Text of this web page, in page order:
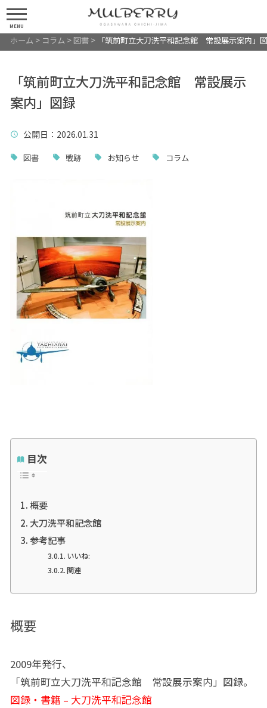
MENU
ホーム > コラム > 図書> 「筑前町立大刀洗平和記念館 常設展示案内」
「筑前町立大刀洗平和記念館 常設展示
案内」図録
公開日 ：2026.01.31
図書 戦跡 お知らせ コラム
目次
概要
大刀洗平和記念館
参考記事
いいね:
関連
概要
2009年発行、
「筑前町立大刀洗平和記念館 常設展示案内」図録。
図録・書籍 – 大刀洗平和記念館